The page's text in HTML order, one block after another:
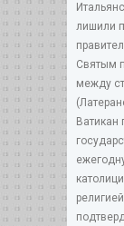
лишили
Святым
между
Ватикан